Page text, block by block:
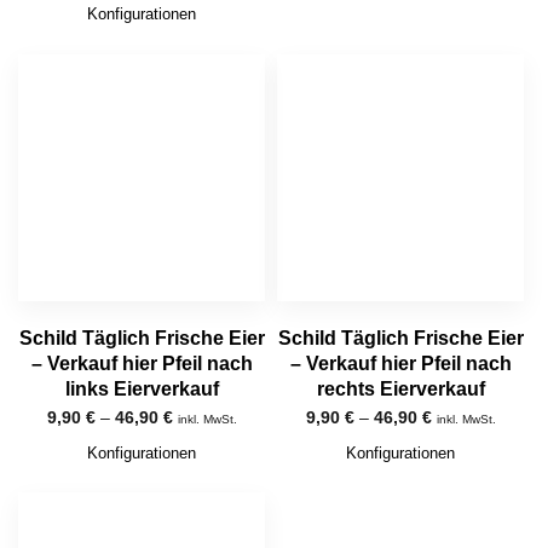
Konfigurationen
Schild Täglich Frische Eier
– Verkauf hier Pfeil nach
links Eierverkauf
9,90 €– 46,90 € inkl. MwSt.
Konfigurationen
Schild Täglich Frische Eier
– Verkauf hier Pfeil nach
rechts Eierverkauf
9,90 €– 46,90 € inkl. MwSt.
Konfigurationen